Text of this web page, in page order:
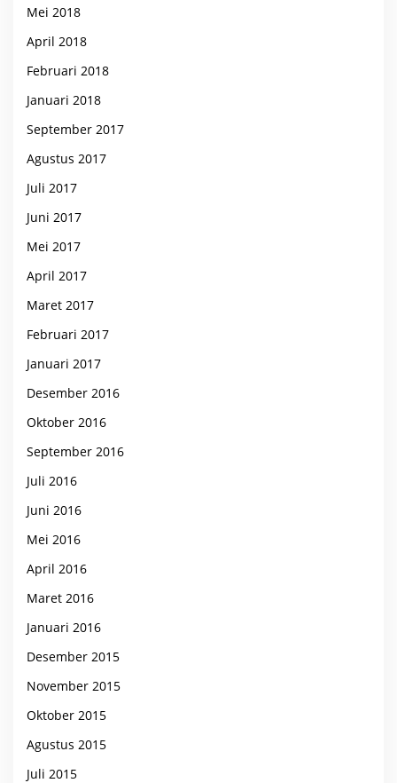
Mei 2018
April 2018
Februari 2018
Januari 2018
September 2017
Agustus 2017
Juli 2017
Juni 2017
Mei 2017
April 2017
Maret 2017
Februari 2017
Januari 2017
Desember 2016
Oktober 2016
September 2016
Juli 2016
Juni 2016
Mei 2016
April 2016
Maret 2016
Januari 2016
Desember 2015
November 2015
Oktober 2015
Agustus 2015
Juli 2015